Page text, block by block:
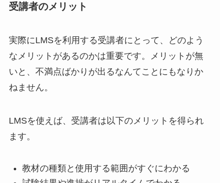
受講者のメリット
実際にLMSを利用する受講者にとって、どのよう
なメリットがあるのかは重要です。メリットが無
いと、不満点ばかりが出るなんてことにもなりか
ねません。
LMSを使えば、受講者は以下のメリットを得られ
ます。
教材の種類と使用する範囲がすぐにわかる